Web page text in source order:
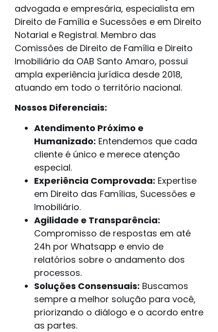
advogada e empresária, especialista em
Direito de Família e Sucessões e em Direito
Notarial e Registral. Membro das
Comissões de Direito de Família e Direito
Imobiliário da OAB Santo Amaro, possui
ampla experiência jurídica desde 2018,
atuando em todo o território nacional.
Nossos Diferenciais:
Atendimento Próximo e
Humanizado: Entendemos que cada
cliente é único e merece atenção
especial.
Experiência Comprovada: Expertise
em Direito das Famílias, Sucessões e
Imobiliário.
Agilidade e Transparência:
Compromisso de respostas em até
24h por Whatsapp e envio de
relatórios sobre o andamento dos
processos.
Soluções Consensuais: Buscamos
sempre a melhor solução para você,
priorizando o diálogo e o acordo entre
as partes.